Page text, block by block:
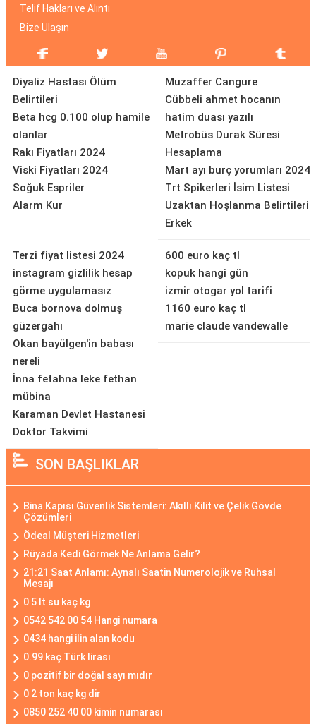
Telif Hakları ve Alıntı
Bize Ulaşın
Diyaliz Hastası Ölüm
Belirtileri
Beta hcg 0.100 olup hamile
olanlar
Rakı Fiyatları 2024
Viski Fiyatları 2024
Soğuk Espriler
Alarm Kur
Muzaffer Cangure
Cübbeli ahmet hocanın
hatim duası yazılı
Metrobüs Durak Süresi
Hesaplama
Mart ayı burç yorumları 2024
Trt Spikerleri İsim Listesi
Uzaktan Hoşlanma Belirtileri
Erkek
Terzi fiyat listesi 2024
instagram gizlilik hesap
görme uygulamasız
Buca bornova dolmuş
güzergahı
Okan bayülgen'in babası
nereli
İnna fetahna leke fethan
mübina
Karaman Devlet Hastanesi
Doktor Takvimi
600 euro kaç tl
kopuk hangi gün
izmir otogar yol tarifi
1160 euro kaç tl
marie claude vandewalle
SON BAŞLIKLAR
Bina Kapısı Güvenlik Sistemleri: Akıllı Kilit ve Çelik Gövde
Çözümleri
Ödeal Müşteri Hizmetleri
Rüyada Kedi Görmek Ne Anlama Gelir?
21:21 Saat Anlamı: Aynalı Saatin Numerolojik ve Ruhsal
Mesajı
0 5 lt su kaç kg
0542 542 00 54 Hangi numara
0434 hangi ilin alan kodu
0.99 kaç Türk lirası
0 pozitif bir doğal sayı mıdır
0 2 ton kaç kg dir
0850 252 40 00 kimin numarası